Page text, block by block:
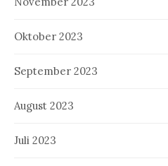
Oktober 2023
September 2023
August 2023
Juli 2023